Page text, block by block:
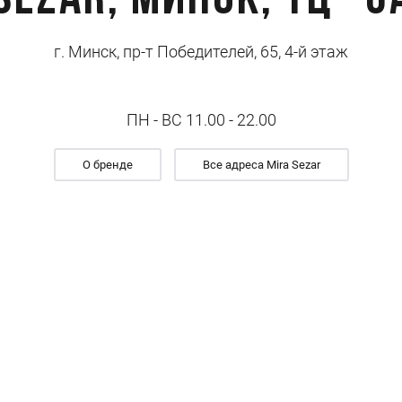
г. Минск, пр-т Победителей, 65, 4-й этаж
ПН - ВС 11.00 - 22.00
О бренде Все адреса Mira Sezar